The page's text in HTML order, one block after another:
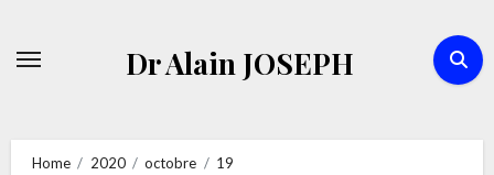
Dr Alain JOSEPH
Home 2020 octobre
19